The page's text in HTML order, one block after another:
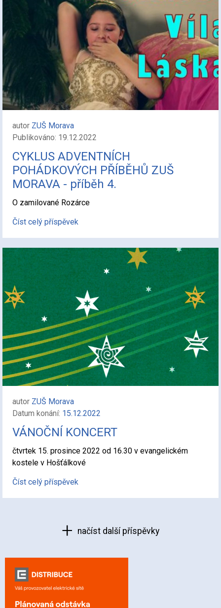
autor ZUŠ Morava
Publikováno: 19.12.2022
CYKLUS ADVENTNÍCH
POHÁDKOVÝCH PŘÍBĚHŮ ZUŠ
MORAVA - příběh 4.
O zamilované Rozárce
Číst celý příspěvek
autor ZUŠ Morava
Datum konání: 15.12.2022
VÁNOČNÍ KONCERT
čtvrtek 15. prosince 2022 od 16.30 v evangelickém
kostele v Hošťálkové
Číst celý příspěvek
načíst další příspěvky